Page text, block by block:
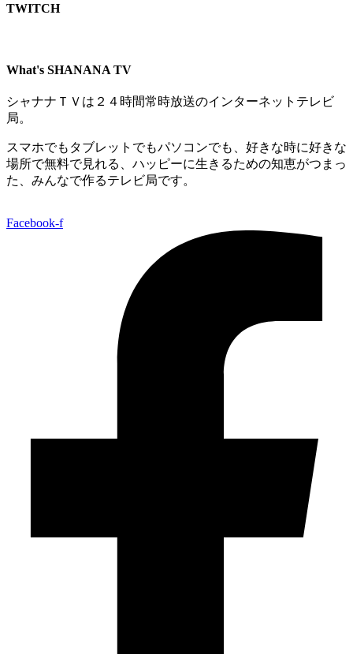
TWITCH​
What's SHANANA TV
シャナナＴＶは２４時間常時放送のインターネットテレビ
局。
スマホでもタブレットでもパソコンでも、好きな時に好きな
場所で無料で見れる、 ハッピーに生きるための知恵がつまっ
た、みんなで作るテレビ局です。
Facebook-f